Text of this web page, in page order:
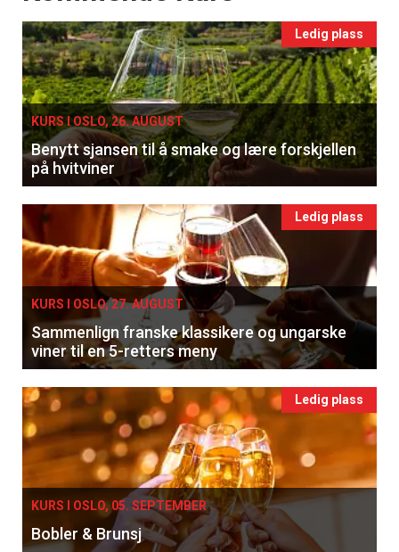
Ledig plass
KURS I OSLO, 26. AUGUST
Benytt sjansen til å smake og lære forskjellen
på hvitviner
Ledig plass
KURS I OSLO, 27. AUGUST
Sammenlign franske klassikere og ungarske
viner til en 5-retters meny
Ledig plass
KURS I OSLO, 05. SEPTEMBER
Bobler & Brunsj